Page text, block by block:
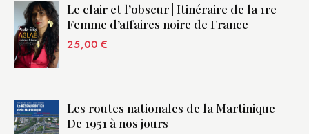
Le clair et l’obscur | Itinéraire de la 1re
Femme d’affaires noire de France
25,00 €
Les routes nationales de la Martinique |
De 1951 à nos jours